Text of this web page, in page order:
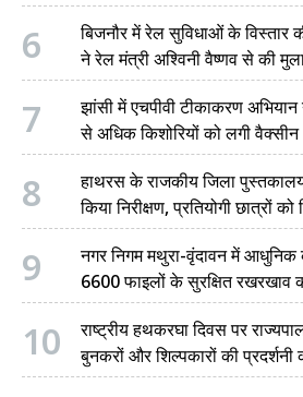
6
बिजनौर में रेल सुविधाओं के विस्तार
ने रेल मंत्री अश्विनी वैष्णव से की
7
झांसी में एचपीवी टीकाकरण
से अधिक किशोरियों को लगी वैक्सीन
8
हाथरस के राजकीय जिला
किया निरीक्षण, प्रतियोगी छात्रों
9
नगर निगम मथुरा-वृंदावन में
6600 फाइलों के सुरक्षित रखरखाव
10
राष्ट्रीय हथकरघा दिवस पर
बुनकरों और शिल्पकारों की